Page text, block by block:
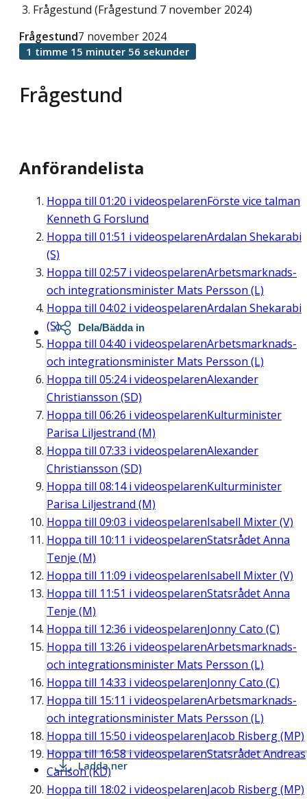
Frågestund (Frågestund 7 november 2024)
Frågestund
Frågestund7 november 2024
1 timme 15 minuter 56 sekunder
Anförandelista
Hoppa till 01:20 i videospelarenFörste vice talman
Kenneth G Forslund
Hoppa till 01:51 i videospelarenArdalan Shekarabi
(S)
Hoppa till 02:57 i videospelarenArbetsmarknads-
och integrationsminister Mats Persson (L)
Hoppa till 04:02 i videospelarenArdalan Shekarabi
(S)
Hoppa till 04:40 i videospelarenArbetsmarknads-
och integrationsminister Mats Persson (L)
Hoppa till 05:24i videospelarenAlexander
Christiansson (SD)
Hoppa till 06:26 i videospelarenKulturminister
Parisa Liljestrand (M)
Hoppa till 07:33 i videospelarenAlexander
Christiansson (SD)
Hoppa till 08:14i videospelarenKulturminister
Parisa Liljestrand (M)
Hoppa till 09:03 i videospelarenIsabell Mixter (V)
Hoppa till 10:11 i videospelarenStatsrådet Anna
Tenje (M)
Hoppa till 11:09 i videospelarenIsabell Mixter (V)
Hoppa till 11:51 i videospelarenStatsrådet Anna
Tenje (M)
Hoppa till 12:36 i videospelarenJonny Cato (C)
Hoppa till 13:26 i videospelarenArbetsmarknads-
och integrationsminister Mats Persson (L)
Hoppa till 14:33 i videospelarenJonny Cato (C)
Hoppa till 15:11 i videospelarenArbetsmarknads-
och integrationsminister Mats Persson (L)
Hoppa till 15:50 i videospelarenJacob Risberg (MP)
Hoppa till16:58i videospelarenStatsrådet Andreas
Carlson (KD)
Hoppa till 18:02 i videospelarenJacob Risberg (MP)
Dela/Bädda in
Ladda ner